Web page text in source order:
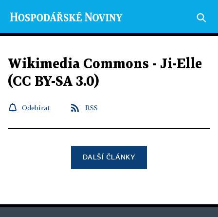
Wikimedia Commons - Ji-Elle
(CC BY-SA 3.0)
Odebírat RSS
DALŠÍ ČLÁNKY